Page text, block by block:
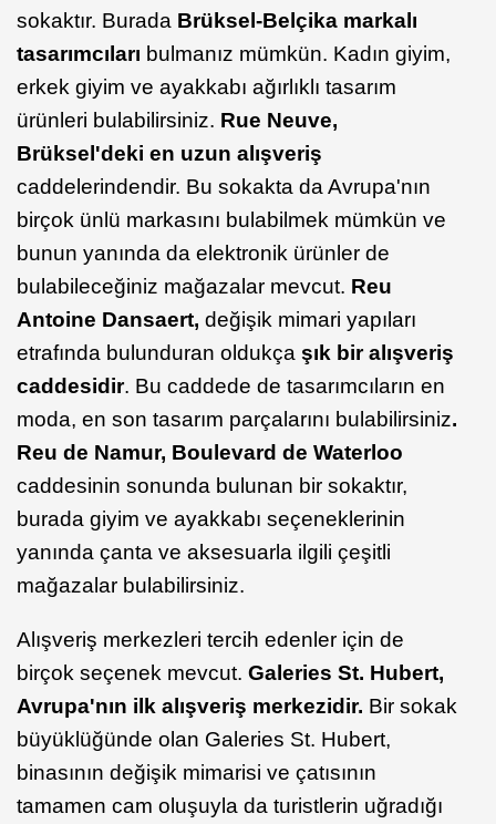
sokaktır. Burada Brüksel-Belçika markalı
tasarımcıları bulmanız mümkün. Kadın giyim,
erkek giyim ve ayakkabı ağırlıklı tasarım
ürünleri bulabilirsiniz. Rue Neuve,
Brüksel'deki en uzun alışveriş
caddelerindendir. Bu sokakta da Avrupa'nın
birçok ünlü markasını bulabilmek mümkün ve
bunun yanında da elektronik ürünler de
bulabileceğiniz mağazalar mevcut. Reu
Antoine Dansaert, değişik mimari yapıları
etrafında bulunduran oldukça şık bir alışveriş
caddesidir. Bu caddede de tasarımcıların en
moda, en son tasarım parçalarını bulabilirsiniz.
Reu de Namur, Boulevard de Waterloo
caddesinin sonunda bulunan bir sokaktır,
burada giyim ve ayakkabı seçeneklerinin
yanında çanta ve aksesuarla ilgili çeşitli
mağazalar bulabilirsiniz.
Alışveriş merkezleri tercih edenler için de
birçok seçenek mevcut. Galeries St. Hubert,
Avrupa'nın ilk alışveriş merkezidir. Bir sokak
büyüklüğünde olan Galeries St. Hubert,
binasının değişik mimarisi ve çatısının
tamamen cam oluşuyla da turistlerin uğradığı